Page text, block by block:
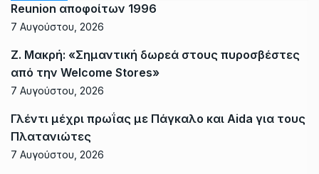
Reunion αποφοίτων 1996
7 Αυγούστου, 2026
Ζ. Μακρή: «Σημαντική δωρεά στους πυροσβέστες
από την Welcome Stores»
7 Αυγούστου, 2026
Γλέντι μέχρι πρωΐας με Πάγκαλο και Aida για τους
Πλατανιώτες
7 Αυγούστου, 2026